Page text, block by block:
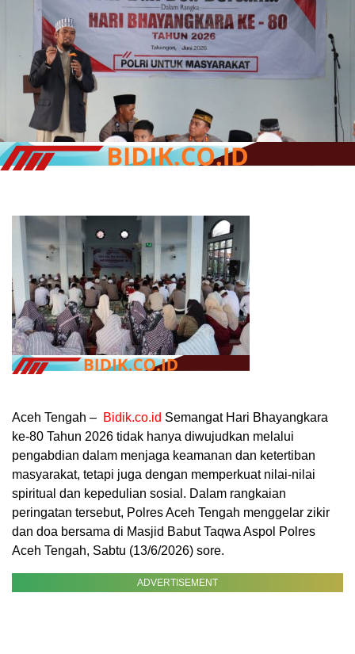
Aceh Tengah – Bidik.co.id Semangat Hari Bhayangkara
ke-80 Tahun 2026 tidak hanya diwujudkan melalui
pengabdian dalam menjaga keamanan dan ketertiban
masyarakat, tetapi juga dengan memperkuat nilai-nilai
spiritual dan kepedulian sosial. Dalam rangkaian
peringatan tersebut, Polres Aceh Tengah menggelar zikir
dan doa bersama di Masjid Babut Taqwa Aspol Polres
Aceh Tengah, Sabtu (13/6/2026) sore.
ADVERTISEMENT